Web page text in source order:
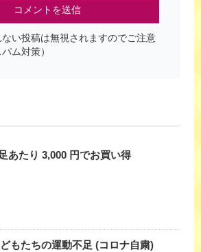
い投稿は無視されますのでご注意
ム対策）
あたり 3,000 円でお買い得
もたちの運動不足 (コロナ自粛)